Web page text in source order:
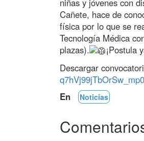
niñas y jóvenes con
Cañete, hace de
física por lo que se
Tecnología Médica
plazas).
¡Postula
Descargar
En
Noticias